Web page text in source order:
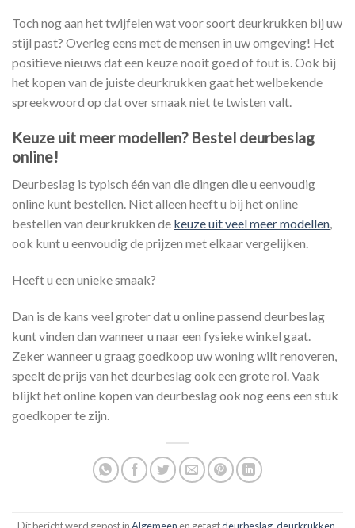
Toch nog aan het twijfelen wat voor soort deurkrukken bij uw
stijl past? Overleg eens met de mensen in uw omgeving! Het
positieve nieuws dat een keuze nooit goed of fout is. Ook bij
het kopen van de juiste deurkrukken gaat het welbekende
spreekwoord op dat over smaak niet te twisten valt.
Keuze uit meer modellen? Bestel deurbeslag
online!
Deurbeslag is typisch één van die dingen die u eenvoudig
online kunt bestellen. Niet alleen heeft u bij het online
bestellen van deurkrukken de keuze uit veel meer modellen,
ook kunt u eenvoudig de prijzen met elkaar vergelijken.
Heeft u een unieke smaak?
Dan is de kans veel groter dat u online passend deurbeslag
kunt vinden dan wanneer u naar een fysieke winkel gaat.
Zeker wanneer u graag goedkoop uw woning wilt renoveren,
speelt de prijs van het deurbeslag ook een grote rol. Vaak
blijkt het online kopen van deurbeslag ook nog eens een stuk
goedkoper te zijn.